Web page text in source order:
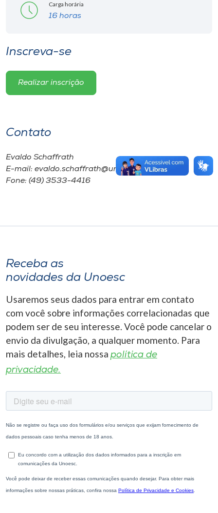
Carga horária
16 horas
Inscreva-se
Realizar inscrição
Contato
Evaldo Schaffrath
E-mail: evaldo.schaffrath@unoesc.edu.br
Fone: (49) 3533-4416
Receba as
novidades da Unoesc
Usaremos seus dados para entrar em contato
com você sobre informações correlacionadas que
podem ser de seu interesse. Você pode cancelar o
envio da divulgação, a qualquer momento. Para
mais detalhes, leia nossa política de
privacidade.